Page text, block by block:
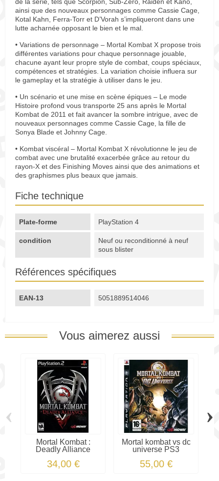
de la série, tels que Scorpion, Sub-Zero, Raiden et Kano,
ainsi que des nouveaux personnages comme Cassie Cage,
Kotal Kahn, Ferra-Torr et D’Vorah s’impliqueront dans une
lutte acharnée opposant le bien et le mal.
• Variations de personnage – Mortal Kombat X propose trois
différentes variations pour chaque personnage jouable,
chacune ayant leur propre style de combat, coups spéciaux,
compétences et stratégies. La variation choisie influera sur
le gameplay et la stratégie à utiliser dans le jeu.
• Un scénario et une mise en scène épiques – Le mode
Histoire profond vous transporte 25 ans après le Mortal
Kombat de 2011 et fait avancer la sombre intrigue, avec de
nouveaux personnages comme Cassie Cage, la fille de
Sonya Blade et Johnny Cage.
• Kombat viscéral – Mortal Kombat X révolutionne le jeu de
combat avec une brutalité exacerbée grâce au retour du
rayon-X et des Finishing Moves ainsi que des animations et
des graphismes plus beaux que jamais.
Fiche technique
Plate-forme PlayStation 4
condition
Neuf ou reconditionné à neuf
sous blister
Références spécifiques
EAN-13 5051889514046
Vous aimerez aussi
Mortal Kombat :
Deadly Alliance
34,00 €
Mortal kombat vs dc
universe PS3
55,00 €
‹ ›